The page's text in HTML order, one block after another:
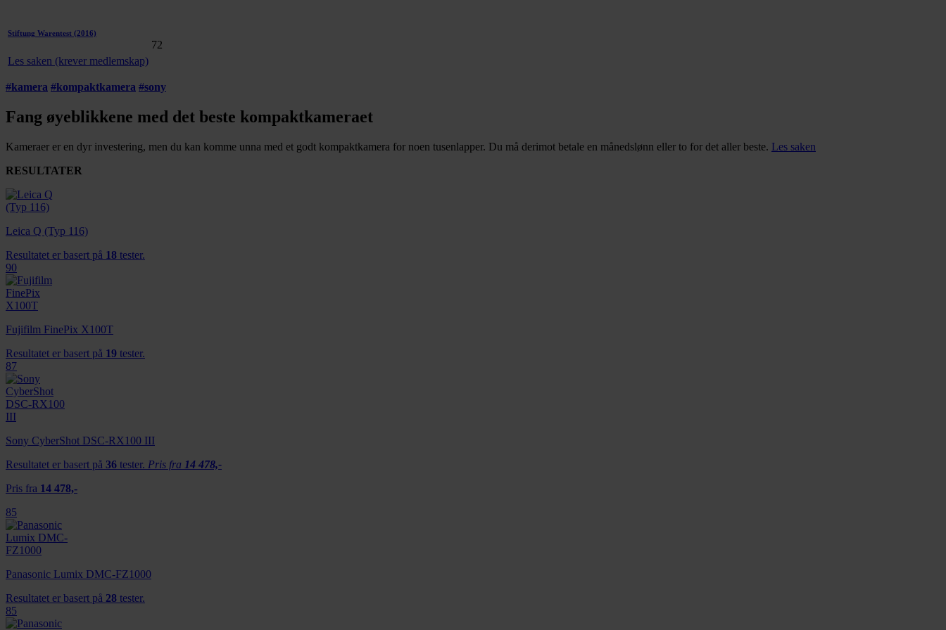
Stiftung Warentest (2016)
Les saken (krever medlemskap)
72
#kamera #kompaktkamera #sony
Fang øyeblikkene med det beste kompaktkameraet
Kameraer er en dyr investering, men du kan komme unna med et godt kompaktkamera for noen tusenlapper. Du må derimot betale en månedslønn eller to for det aller beste. Les saken
RESULTATER
Leica Q (Typ 116)
Resultatet er basert på 18 tester.
90
Fujifilm FinePix X100T
Resultatet er basert på 19 tester.
87
Sony CyberShot DSC-RX100 III
Resultatet er basert på 36 tester. Pris fra 14 478,-
Pris fra 14 478,-
85
Panasonic Lumix DMC-FZ1000
Resultatet er basert på 28 tester.
85